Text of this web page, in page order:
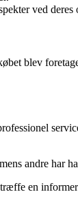
ved deres
blev
andre har
en